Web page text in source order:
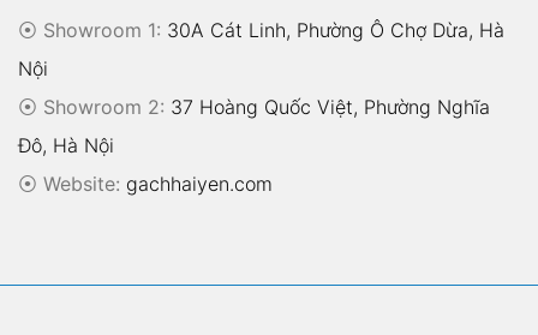
⦿ Showroom 1: 30A Cát Linh, Phường Ô Chợ Dừa, Hà
Nội
⦿ Showroom 2: 37 Hoàng Quốc Việt, Phường Nghĩa
Đô, Hà Nội
⦿ Website: gachhaiyen.com